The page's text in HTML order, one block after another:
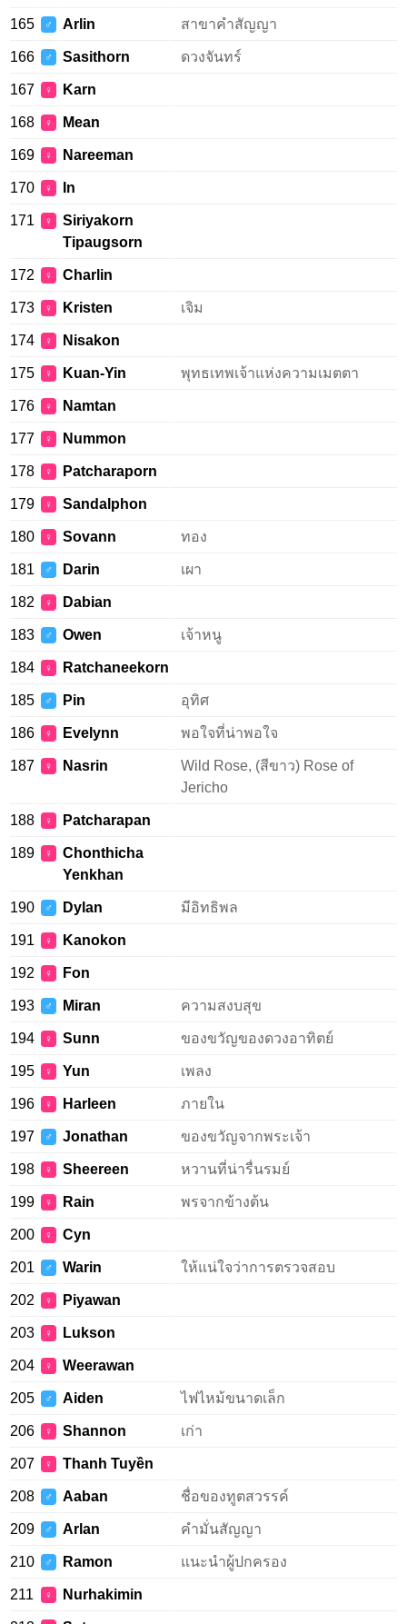
165 ♂ Arlin สาขาคำสัญญา
166 ♂ Sasithorn ดวงจันทร์
167 ♀ Karn
168 ♀ Mean
169 ♀ Nareeman
170 ♀ In
171 ♀
Siriyakorn
Tipaugsorn
172 ♀ Charlin
173 ♀ Kristen เจิม
174 ♀ Nisakon
175 ♀ Kuan-Yin พุทธเทพเจ้าแห่งความเมตตา
176 ♀ Namtan
177 ♀ Nummon
178 ♀ Patcharaporn
179 ♀ Sandalphon
180 ♀ Sovann ทอง
181 ♂ Darin เผา
182 ♀ Dabian
183 ♂ Owen เจ้าหนู
184 ♀ Ratchaneekorn
185 ♂ Pin อุทิศ
186 ♀ Evelynn พอใจที่น่าพอใจ
187 ♀ Nasrin
Wild Rose, (สีขาว) Rose of
Jericho
188 ♀ Patcharapan
189 ♀
Chonthicha
Yenkhan
190 ♂ Dylan มีอิทธิพล
191 ♀ Kanokon
192 ♀ Fon
193 ♂ Miran ความสงบสุข
194 ♀ Sunn ของขวัญของดวงอาทิตย์
195 ♀ Yun เพลง
196 ♀ Harleen ภายใน
197 ♂ Jonathan ของขวัญจากพระเจ้า
198 ♀ Sheereen หวานที่น่ารื่นรมย์
199 ♀ Rain พรจากข้างต้น
200 ♀ Cyn
201 ♂ Warin ให้แน่ใจว่าการตรวจสอบ
202 ♀ Piyawan
203 ♀ Lukson
204 ♀ Weerawan
205 ♂ Aiden ไฟไหม้ขนาดเล็ก
206 ♀ Shannon เก่า
207 ♀ Thanh Tuyền
208 ♂ Aaban ชื่อของทูตสวรรค์
209 ♂ Arlan คำมั่นสัญญา
210 ♂ Ramon แนะนำผู้ปกครอง
211 ♀ Nurhakimin